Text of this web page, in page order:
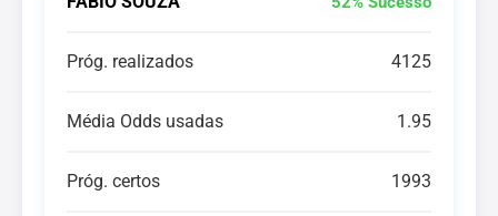
Próg. realizados 4125
Média Odds usadas 1.95
Próg. certos 1993